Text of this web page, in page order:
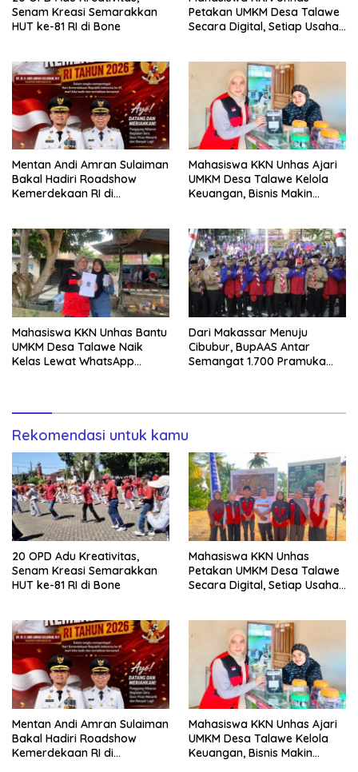
Senam Kreasi Semarakkan
HUT ke-81 RI di Bone
Petakan UMKM Desa Talawe
Secara Digital, Setiap Usaha
Mentan Andi Amran Sulaiman
Bakal Hadiri Roadshow
Kemerdekaan RI di
Dibagikan
Mahasiswa KKN Unhas Ajari
UMKM Desa Talawe Kelola
Keuangan, Bisnis Makin
Mahasiswa KKN Unhas Bantu
UMKM Desa Talawe Naik
Kelas Lewat WhatsApp
Dari Makassar Menuju
Cibubur, BupAAS Antar
Semangat 1.700 Pramuka
Rekomendasi untuk kamu
20 OPD Adu Kreativitas,
Senam Kreasi Semarakkan
HUT ke-81 RI di Bone
Mahasiswa KKN Unhas
Petakan UMKM Desa Talawe
Secara Digital, Setiap Usaha
Mentan Andi Amran Sulaiman
Bakal Hadiri Roadshow
Kemerdekaan RI di
Mahasiswa KKN Unhas Ajari
UMKM Desa Talawe Kelola
Keuangan, Bisnis Makin